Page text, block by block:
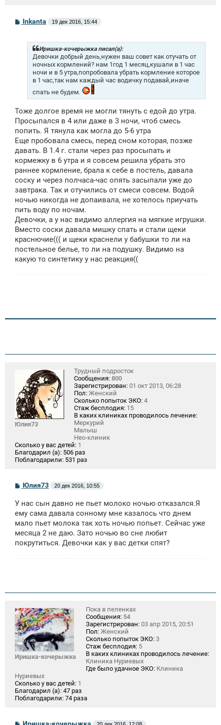
СInkanta 19 дек 2016, 15:44
Иришка-кочерыжка писал(а):
Девочки добрый день,нужен ваш совет как отучать от
ночных кормлений? нам 1год 1 месяц,кушали в 1 час
ночи и в 5 утра,попробовала убрать кормление которое
в 1 час,так нам каждый час водичку подавай,иначе
спать не будем.
Тоже долгое время не могли тянуть с едой до утра.
Просыпался в 4 или даже в 3 ночи, чтоб смесь
попить. Я тянула как могла до 5-6 утра
Еще пробовала смесь, перед сном которая, позже
давать. В 1.4 г. стали через раз просыпать и
кормежку в 6 утра и я совсем решила убрать это
раннее кормление, брала к себе в постель, давала
соску и через полчаса-час опять засыпали уже до
завтрака. Так и отучились от смеси совсем. Водой
ночью никогда не допаивала, не хотелось приучать
пить воду по ночам.
Девочки, а у нас видимо аллергия на мягкие игрушки.
Вместо соски давала мишку спать и стали щеки
краснючие((( и щеки краснели у бабушки то ли на
постельное белье, то ли на подушку. Видимо на
какую то синтетику у нас реакция((
Юлия73
Трудный подросток
Сообщения: 800
Зарегистрирован: 01 окт 2013, 06:28
Пол: Женский
Сколько попыток ЭКО: 4
Стаж бесплодия: 15
В каких клиниках проводилось лечение:
Меркурий
Малыш
Нео-клиник
Сколько у вас детей: 1
Благодарил (а): 506 раз
Поблагодарили: 531 раз
С
б
щ
н
и
Юлия73 20 дек 2016, 10:55
У нас сын давно не пьет молоко ночью отказался.Я
ему сама давала сонному мне казалось что днем
мало пьет молока так хоть ночью попьет. Сейчас уже
месяца 2 не даю. Зато ночью во сне любит
покрутиться. Девочки как у вас детки спят?
Иришка-кочерыжка
Пока в пеленках
Сообщения: 54
Зарегистрирован: 03 апр 2015, 20:51
Пол: Женский
Сколько попыток ЭКО: 3
Стаж бесплодия: 5
В каких клиниках проводилось лечение:
Клиника Нуриевых
Где было удачное ЭКО: Клиника
Нуриевых
Сколько у вас детей: 1
Благодарил (а): 47 раз
Поблагодарили: 74 раза
С